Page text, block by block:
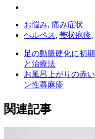
お悩み, 痛み症状
ヘルペス, 帯状疱疹,
足の動脈硬化に初
と治療法
お風呂上がりの赤
ン性蕁麻疹
関連記事